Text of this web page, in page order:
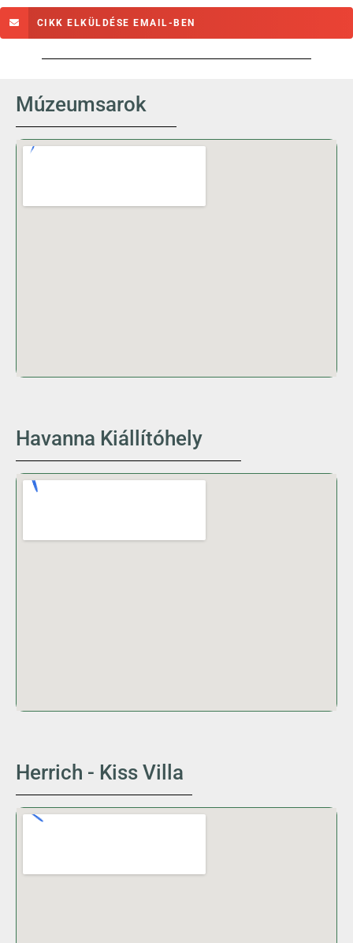
CIKK ELKÜLDÉSE EMAIL-BEN
Múzeumsarok
Havanna Kiállítóhely
Herrich - Kiss Villa